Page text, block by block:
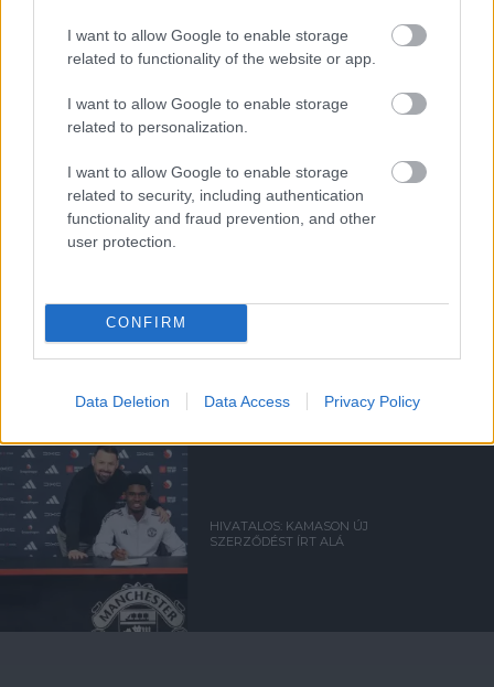
I want to allow Google to enable storage
related to functionality of the website or app.
I want to allow Google to enable storage
related to personalization.
I want to allow Google to enable storage
related to security, including authentication
functionality and fraud prevention, and other
user protection.
CONFIRM
Data Deletion Data Access Privacy Policy
FLETCHER: EZ EGY ŐRÜLT
ELLENFELE A
HIVATALOS: KAMASON ÚJ
SZERZŐDÉST ÍRT ALÁ